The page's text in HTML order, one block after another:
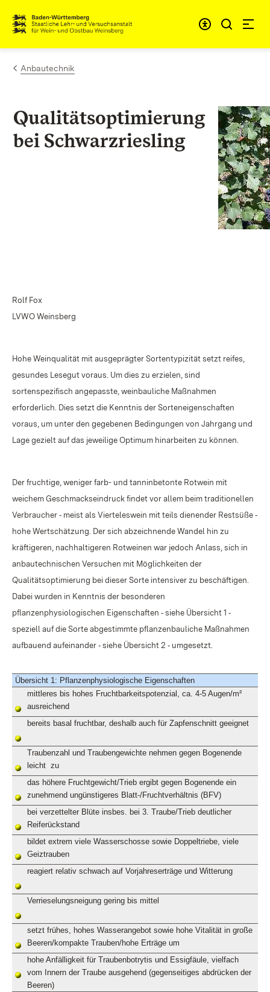
Zum Inhalt springen
Link zur Startseite
Anbautechnik
Qualitätsoptimierung
bei Schwarzriesling
Rolf Fox
LVWO Weinsberg
Hohe Weinqualität mit ausgeprägter Sortentypizität setzt reifes,
gesundes Lesegut voraus. Um dies zu erzielen, sind
sortenspezifisch angepasste, weinbauliche Maßnahmen
erforderlich. Dies setzt die Kenntnis der Sorteneigenschaften
voraus, um unter den gegebenen Bedingungen von Jahrgang und
Lage gezielt auf das jeweilige Optimum hinarbeiten zu können.
Der fruchtige, weniger farb- und tanninbetonte Rotwein mit
weichem Geschmackseindruck findet vor allem beim traditionellen
Verbraucher ‑ meist als Vierteleswein mit teils dienender Restsüße ‑
hohe Wertschätzung. Der sich abzeichnende Wandel hin zu
kräftigeren, nachhaltigeren Rotweinen war jedoch Anlass, sich in
anbautechnischen Versuchen mit Möglichkeiten der
Qualitätsoptimierung bei dieser Sorte intensiver zu beschäftigen.
Dabei wurden in Kenntnis der besonderen
pflanzenphysiologischen Eigenschaften ‑ siehe Übersicht 1 ‑
speziell auf die Sorte abgestimmte pflanzenbauliche Maßnahmen
aufbauend aufeinander ‑ siehe Übersicht 2 ‑ umgesetzt.
Übersicht 1: Pflanzenphysiologische Eigenschaften
mittleres bis hohes Fruchtbarkeitspotenzial, ca. 4-5 Augen/m²
ausreichend
bereits basal fruchtbar, deshalb auch für Zapfenschnitt geeignet
Traubenzahl und Traubengewichte nehmen gegen Bogenende
leicht zu
das höhere Fruchtgewicht/Trieb ergibt gegen Bogenende ein
zunehmend ungünstigeres Blatt-/Fruchtverhältnis (BFV)
bei verzettelter Blüte insbes. bei 3. Traube/Trieb deutlicher
Reiferückstand
bildet extrem viele Wasserschosse sowie Doppeltriebe, viele
Geiztrauben
reagiert relativ schwach auf Vorjahreserträge und Witterung
Verrieselungsneigung gering bis mittel
setzt frühes, hohes Wasserangebot sowie hohe Vitalität in große
Beeren/kompakte Trauben/hohe Erträge um
hohe Anfälligkeit für Traubenbotrytis und Essigfäule, vielfach
vom Innern der Traube ausgehend (gegenseitiges abdrücken der
Beeren)